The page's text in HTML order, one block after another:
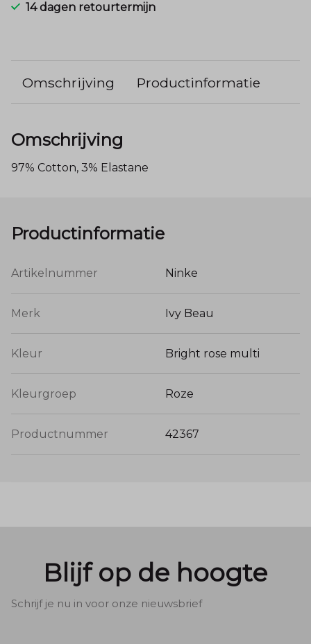
14 dagen retourtermijn
Omschrijving Productinformatie
Omschrijving
97% Cotton, 3% Elastane
Productinformatie
Artikelnummer Ninke
Merk Ivy Beau
Kleur Bright rose multi
Kleurgroep Roze
Productnummer 42367
Blijf op de hoogte
Schrijf je nu in voor onze nieuwsbrief